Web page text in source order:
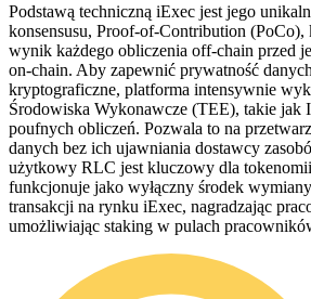
Podstawą techniczną iExec jest jego
konsensusu, Proof-of-Contribution
wynik każdego obliczenia off-chain przed
on-chain. Aby zapewnić prywatność
kryptograficzne, platforma intensywnie
Środowiska Wykonawcze (TEE), takie jak
poufnych obliczeń. Pozwala to na
danych bez ich ujawniania dostawcy
użytkowy RLC jest kluczowy dla
funkcjonuje jako wyłączny środek
transakcji na rynku iExec, nagradzając
umożliwiając staking w pulach